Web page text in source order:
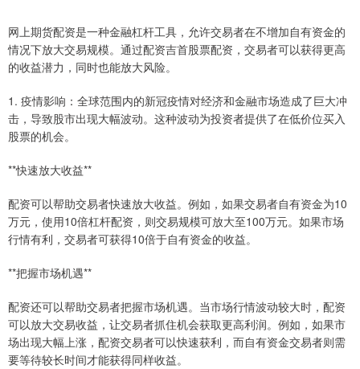
网上期货配资是一种金融杠杆工具，允许交易者在不增加自有资金的
情况下放大交易规模。通过配资吉首股票配资，交易者可以获得更高
的收益潜力，同时也能放大风险。
1. 疫情影响：全球范围内的新冠疫情对经济和金融市场造成了巨大冲
击，导致股市出现大幅波动。这种波动为投资者提供了在低价位买入
股票的机会。
**快速放大收益**
配资可以帮助交易者快速放大收益。例如，如果交易者自有资金为10
万元，使用10倍杠杆配资，则交易规模可放大至100万元。如果市场
行情有利，交易者可获得10倍于自有资金的收益。
**把握市场机遇**
配资还可以帮助交易者把握市场机遇。当市场行情波动较大时，配资
可以放大交易收益，让交易者抓住机会获取更高利润。例如，如果市
场出现大幅上涨，配资交易者可以快速获利，而自有资金交易者则需
要等待较长时间才能获得同样收益。